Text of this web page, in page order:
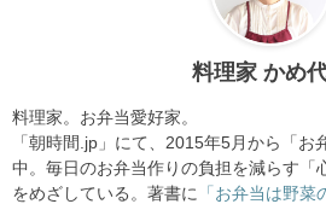
料理家 かめ代
料理家。お弁当愛好家。
「朝時間.jp」にて、2015年5月から「お
中。毎日のお弁当作りの負担を減らす「
をめざしている。著書に
「お弁当は野菜